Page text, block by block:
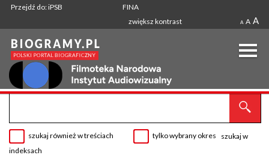
Przejdź do: iPSB
FINA
zwiększ kontrast
A A A
szukaj również w treściach tylko wybrany okres
szukaj w
indeksach